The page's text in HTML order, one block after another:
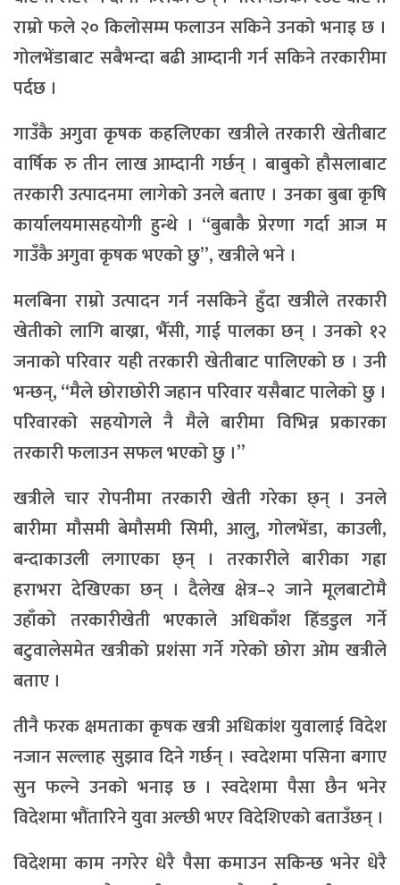
राम्रो फले २० किलोसम्म फलाउन सकिने उनको भनाइ छ ।
गोलभेंडाबाट सबैभन्दा बढी आम्दानी गर्न सकिने तरकारीमा
पर्दछ ।
गाउँकै अगुवा कृषक कहलिएका खत्रीले तरकारी खेतीबाट
वार्षिक रु तीन लाख आम्दानी गर्छन् । बाबुको हौसलाबाट
तरकारी उत्पादनमा लागेको उनले बताए । उनका बुबा कृषि
कार्यालयमासहयोगी हुन्थे । “बुबाकै प्रेरणा गर्दा आज म
गाउँकै अगुवा कृषक भएको छु”, खत्रीले भने ।
मलबिना राम्रो उत्पादन गर्न नसकिने हुँदा खत्रीले तरकारी
खेतीको लागि बाख्रा, भैँसी, गाई पालका छन् । उनको १२
जनाको परिवार यही तरकारी खेतीबाट पालिएको छ । उनी
भन्छन्, “मैले छोराछोरी जहान परिवार यसैबाट पालेको छु ।
परिवारको सहयोगले नै मैले बारीमा विभिन्न प्रकारका
तरकारी फलाउन सफल भएको छु ।”
खत्रीले चार रोपनीमा तरकारी खेती गरेका छ्न् । उनले
बारीमा मौसमी बेमौसमी सिमी, आलु, गोलभेंडा, काउली,
बन्दाकाउली लगाएका छ्न् । तरकारीले बारीका गह्रा
हराभरा देखिएका छन् । दैलेख क्षेत्र–२ जाने मूलबाटोमै
उहाँको तरकारीखेती भएकाले अधिकाँश हिँडडुल गर्ने
बटुवालेसमेत खत्रीको प्रशंसा गर्ने गरेको छोरा ओम खत्रीले
बताए ।
तीनै फरक क्षमताका कृषक खत्री अधिकांश युवालाई विदेश
नजान सल्लाह सुझाव दिने गर्छन् । स्वदेशमा पसिना बगाए
सुन फल्ने उनको भनाइ छ । स्वदेशमा पैसा छैन भनेर
विदेशमा भौंतारिने युवा अल्छी भएर विदेशिएको बताउँछन् ।
विदेशमा काम नगरेर धेरै पैसा कमाउन सकिन्छ भनेर धेरै